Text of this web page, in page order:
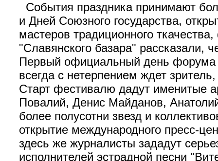
События праздника принимают
и Дней Союзного государства,
мастеров традиционного
"Славянского базара" рассказали,
Первый официальный день форума
всегда с нетерпением ждет
Старт фестивалю дадут именитые
Повалий, Денис Майданов,
более полусотни звезд и
открытие международного пресс-
здесь же журналисты зададут
исполнителей эстрадной песни